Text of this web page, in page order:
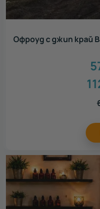
Офроуд с джип край